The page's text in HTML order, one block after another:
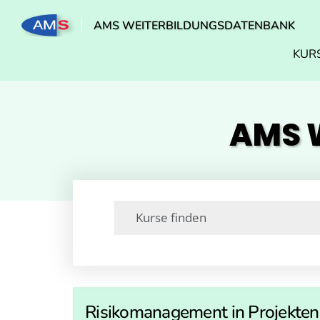
AMS WEITERBILDUNGSDATENBANK
AMS
Risikomanagement in Projekten